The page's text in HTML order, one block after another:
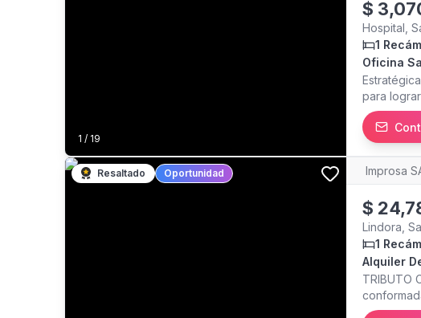
1 / 19
$
Hospital,
1
Oficina
para
para un
empresa
Resaltado Oportunidad Improsa
$
Lindora,
1
Alquiler
TRIBUTO
diseño